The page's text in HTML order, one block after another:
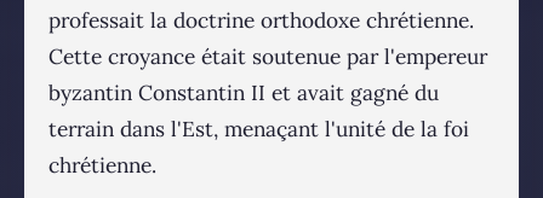
professait la doctrine orthodoxe chrétienne.
Cette croyance était soutenue par l'empereur
byzantin Constantin II et avait gagné du
terrain dans l'Est, menaçant l'unité de la foi
chrétienne.